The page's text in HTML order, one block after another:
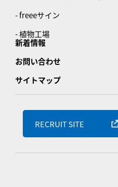
- freeeサイン
- 植物工場
新着情報
お問い合わせ
サイトマップ
RECRUIT SITE